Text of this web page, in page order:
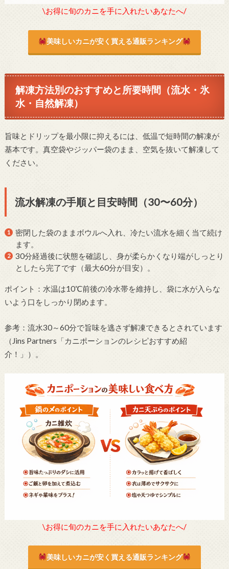
\お得に旬のカニを手に入れたいあなたへ/
美味しいカニが安く買える通販ランキング
解凍方法別のおすすめと所要時間（流水・氷
水・自然解凍）
旨味とドリップを最小限に抑えるには、低温で短時間の解凍が
基本です。真空袋やジッパー袋のまま、空気を抜いて解凍して
ください。
流水解凍の手順と目安時間（30〜60分）
密閉した袋のままボウルへ入れ、冷たい流水を細く当て続け
ます。
30分経過後に状態を確認し、身が柔らかくなり端がしっとり
としたら完了です（最大60分が目安）。
ポイント：水温は10℃前後の冷水帯を維持し、袋に水が入らな
いよう口をしっかり閉めます。
参考：流水30～60分で旨味を逃さず解凍できるとされています
（Jins Partners「カニポーションのレシピおすすめ紹
介！」）。
\お得に旬のカニを手に入れたいあなたへ/
美味しいカニが安く買える通販ランキング